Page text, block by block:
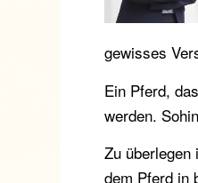
gewisses
Ein Pferd,
werden.
Zu
dem Pferd in